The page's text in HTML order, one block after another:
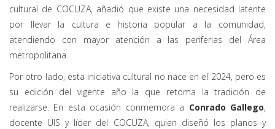
cultural de COCUZA, añadió que existe una necesidad latente
por llevar la cultura e historia popular a la comunidad,
atendiendo con mayor atención a las periferias del Área
metropolitana.
Por otro lado, esta iniciativa cultural no nace en el 2024, pero es
su edición del vigente año la que retoma la tradición de
realizarse. En esta ocasión conmemora a Conrado Gallego,
docente UIS y líder del COCUZA, quien diseñó los planos y